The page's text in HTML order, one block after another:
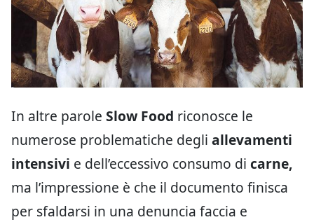
In altre parole Slow Food riconosce le
numerose problematiche degli allevamenti
intensivi e dell’eccessivo consumo di carne,
ma l’impressione è che il documento finisca
per sfaldarsi in una denuncia faccia e